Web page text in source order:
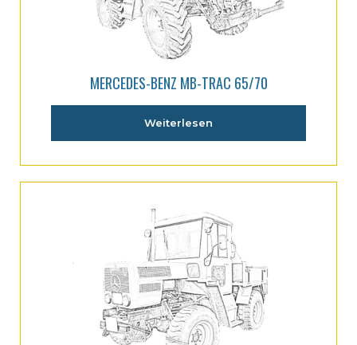
MERCEDES-BENZ MB-TRAC 65/70
Weiterlesen